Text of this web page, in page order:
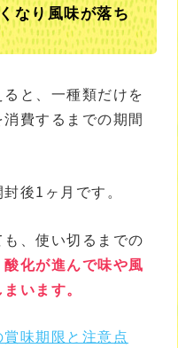
なり風味が落ち
と、一種類だけを
費するまでの期間
後1ヶ月です。
、使い切るまでの
酸化が進んで味や風
います。
味期限と注意点